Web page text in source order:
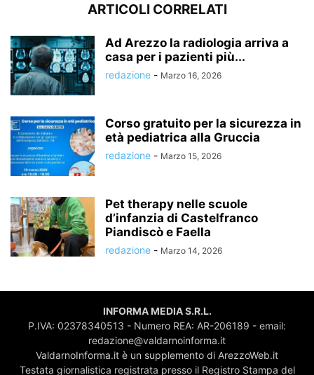
ARTICOLI CORRELATI
Ad Arezzo la radiologia arriva a
casa per i pazienti più...
redazione - Marzo 16, 2026
Corso gratuito per la sicurezza in
età pediatrica alla Gruccia
redazione - Marzo 15, 2026
Pet therapy nelle scuole
d’infanzia di Castelfranco
Piandiscò e Faella
redazione - Marzo 14, 2026
INFORMA MEDIA S.R.L.
P.IVA: 02378340513 - Numero REA: AR-206189 - email:
redazione@valdarnoinforma.it
ValdarnoInforma.it è un supplemento di ArezzoWeb.it
Testata giornalistica registrata presso il Registro Stampa del